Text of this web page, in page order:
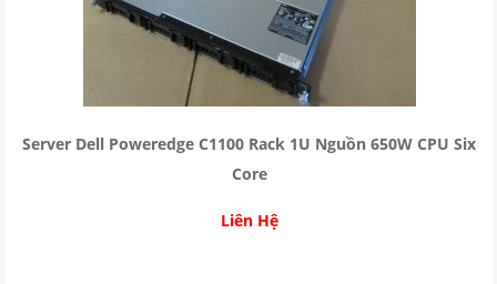
Server Dell Poweredge C1100 Rack 1U Nguồn 650W CPU Six
Core
Liên Hệ